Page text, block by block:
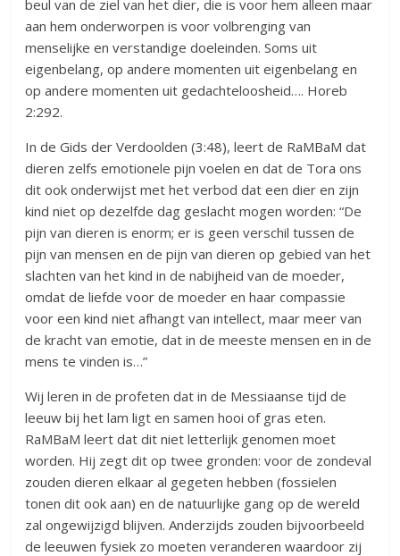
beul van de ziel van het dier, die is voor hem alleen maar
aan hem onderworpen is voor volbrenging van
menselijke en verstandige doeleinden. Soms uit
eigenbelang, op andere momenten uit eigenbelang en
op andere momenten uit gedachteloosheid…. Horeb
2:292.
In de Gids der Verdoolden (3:48), leert de RaMBaM dat
dieren zelfs emotionele pijn voelen en dat de Tora ons
dit ook onderwijst met het verbod dat een dier en zijn
kind niet op dezelfde dag geslacht mogen worden: “De
pijn van dieren is enorm; er is geen verschil tussen de
pijn van mensen en de pijn van dieren op gebied van het
slachten van het kind in de nabijheid van de moeder,
omdat de liefde voor de moeder en haar compassie
voor een kind niet afhangt van intellect, maar meer van
de kracht van emotie, dat in de meeste mensen en in de
mens te vinden is…”
Wij leren in de profeten dat in de Messiaanse tijd de
leeuw bij het lam ligt en samen hooi of gras eten.
RaMBaM leert dat dit niet letterlijk genomen moet
worden. Hij zegt dit op twee gronden: voor de zondeval
zouden dieren elkaar al gegeten hebben (fossielen
tonen dit ook aan) en de natuurlijke gang op de wereld
zal ongewijzigd blijven. Anderzijds zouden bijvoorbeeld
de leeuwen fysiek zo moeten veranderen waardoor zij